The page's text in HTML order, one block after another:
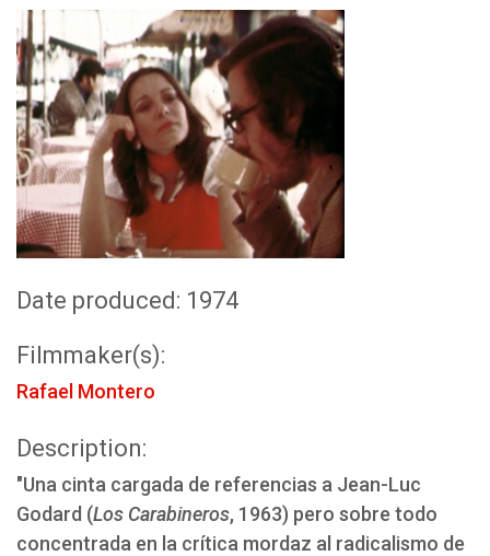
Date produced: 1974
Filmmaker(s):
Rafael Montero
Description:
"Una cinta cargada de referencias a Jean-Luc
Godard (Los Carabineros, 1963) pero sobre todo
concentrada en la crítica mordaz al radicalismo de